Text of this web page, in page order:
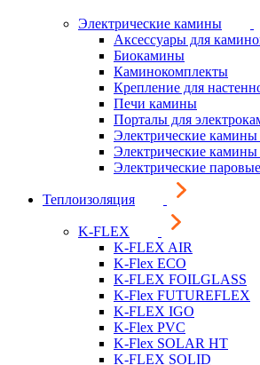
Электрические камины
Аксессуары для
Биокамины
Каминокомплекты
Крепление для
Печи камины
Порталы для
Электрические камины
Электрические камины
Электрические
Теплоизоляция
K-FLEX
K-FLEX AIR
K-Flex ECO
K-FLEX FOILGLASS
K-Flex FUTUREFLEX
K-FLEX IGO
K-Flex PVC
K-Flex SOLAR HT
K-FLEX SOLID